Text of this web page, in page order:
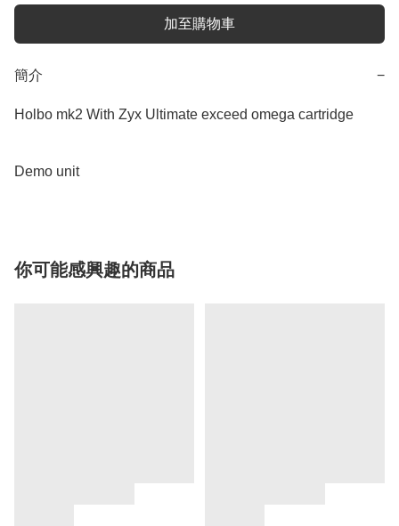
加至購物車
簡介 −
Holbo mk2 With Zyx Ultimate exceed omega cartridge
Demo unit
你可能感興趣的商品